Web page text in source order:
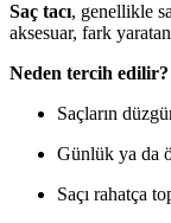
Saç tacı, genellikle
aksesuar, fark
Neden tercih edilir?
Saçların
Günlük ya da
Saçı rahatça